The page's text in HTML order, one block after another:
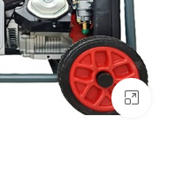
بزرگنمایی تصویر